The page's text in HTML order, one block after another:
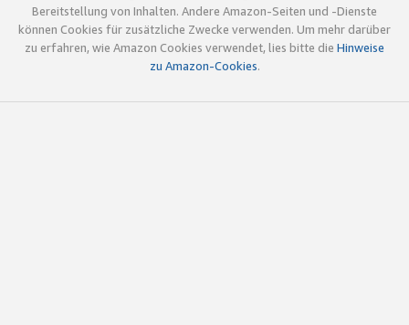
Bereitstellung von Inhalten. Andere Amazon-Seiten und -Dienste
können Cookies für zusätzliche Zwecke verwenden. Um mehr darüber
zu erfahren, wie Amazon Cookies verwendet, lies bitte die Hinweise
zu Amazon-Cookies.